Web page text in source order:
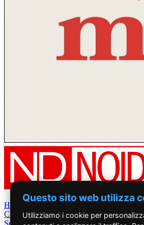
Home
Chi Siamo
Questo sito web utilizza
Utilizziamo i cookie per